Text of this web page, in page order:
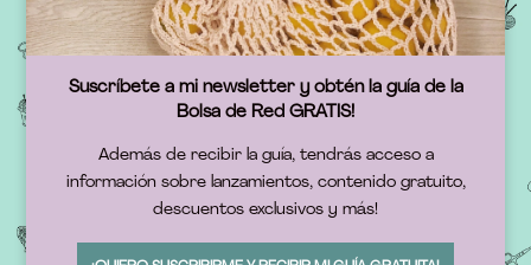
Suscríbete a mi newsletter y obtén la guía de la
Bolsa de Red GRATIS!
Además de recibir la guía, tendrás acceso a
información sobre lanzamientos, contenido gratuito,
descuentos exclusivos y más!